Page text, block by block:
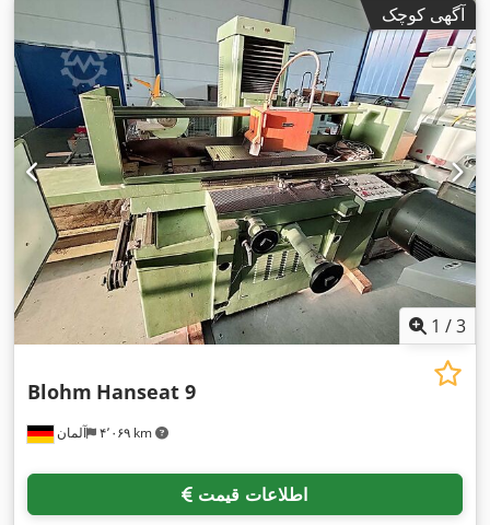
آگهی کوچک
1 /3
آلمان ۴٬۰۶۹ km
Blohm Hanseat 9
اطلاعات قیمت